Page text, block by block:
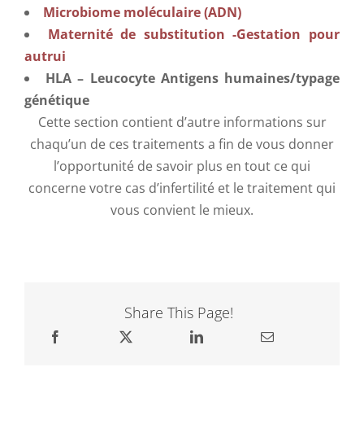
Microbiome moléculaire (ADN)
Maternité de substitution -Gestation pour
autrui
HLA – Leucocyte Antigens humaines/typage
génétique
Cette section contient d’autre informations sur
chaqu’un de ces traitements a fin de vous donner
l’opportunité de savoir plus en tout ce qui
concerne votre cas d’infertilité et le traitement qui
vous convient le mieux.
Share This Page!